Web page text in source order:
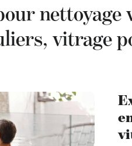
vitrage